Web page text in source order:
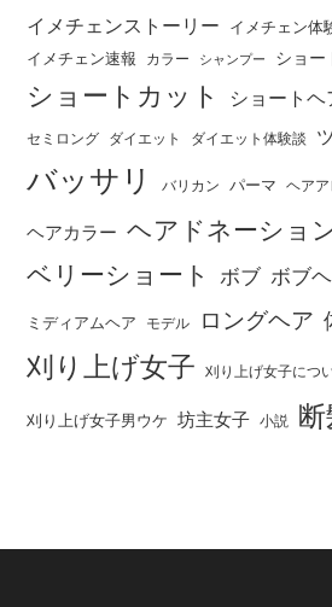
イメチェンストーリー イメチェン体
イメチェン速報 カラー シャンプー ショー
ショートカット ショートヘ
セミロング ダイエット ダイエット体験談
バッサリ バリカン パーマ ヘア
ヘアカラー ヘアドネーショ
ベリーショート
ボブ ボブ
ミディアムヘア モデル ロングヘア
刈り上げ女子 刈り上げ女子につ
刈り上げ女子男ウケ 坊主女子 小説 断